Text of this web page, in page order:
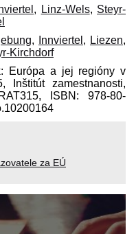
, Linz-Wels, Steyr-
, Innviertel , Liezen,
Kirchdorf
Európa a jej regióny v
Inštitút zamestnanosti,
ISBN: 978-80-
za EÚ